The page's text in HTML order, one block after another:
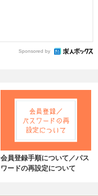
Sponsored by
会員登録手順について／パス
ワードの再設定について